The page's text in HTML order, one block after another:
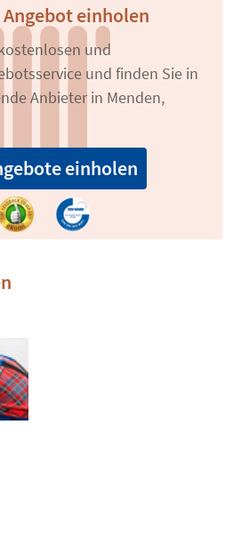
einholen
und
und finden Sie in
Anbieter in Menden,
einholen